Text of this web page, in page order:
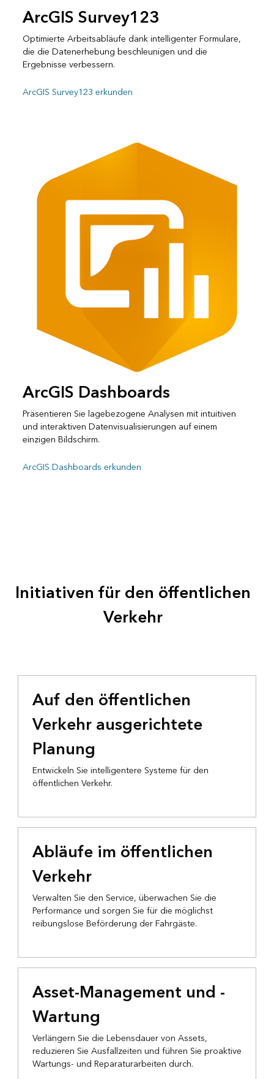
ArcGIS Survey123
Optimierte Arbeitsabläufe dank intelligenter Formulare,
die die Datenerhebung beschleunigen und die
Ergebnisse verbessern.
ArcGIS Survey123 erkunden
ArcGIS Dashboards
Präsentieren Sie lagebezogene Analysen mit intuitiven
und interaktiven Datenvisualisierungen auf einem
einzigen Bildschirm.
ArcGIS Dashboards erkunden
Initiativen für den öffentlichen
Verkehr
Auf den öffentlichen
Verkehr ausgerichtete
Planung
Entwickeln Sie intelligentere Systeme für den
öffentlichen Verkehr.
Abläufe im öffentlichen
Verkehr
Verwalten Sie den Service, überwachen Sie die
Performance und sorgen Sie für die möglichst
reibungslose Beförderung der Fahrgäste.
Asset-Management und -
Wartung
Verlängern Sie die Lebensdauer von Assets,
reduzieren Sie Ausfallzeiten und führen Sie proaktive
Wartungs- und Reparaturarbeiten durch.